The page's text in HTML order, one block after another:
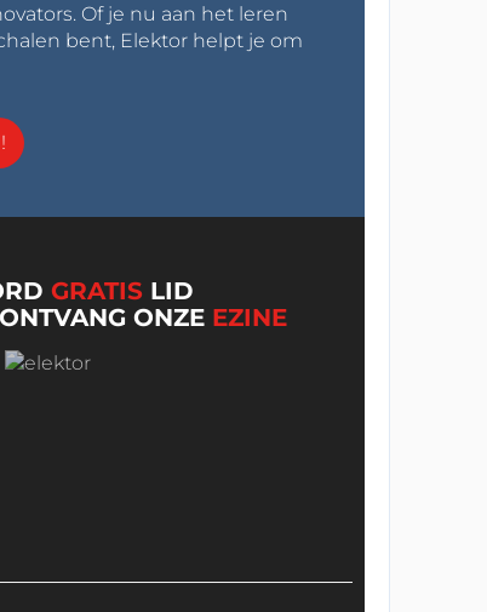
Of je nu aan het leren
bent, Elektor helpt je om
GRATIS LID
ONZE EZINE